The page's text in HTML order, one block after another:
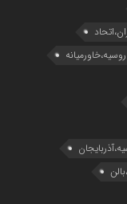
روسیه،خاورمیانه